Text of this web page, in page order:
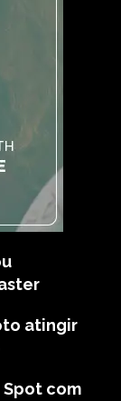
atingir
Spot com